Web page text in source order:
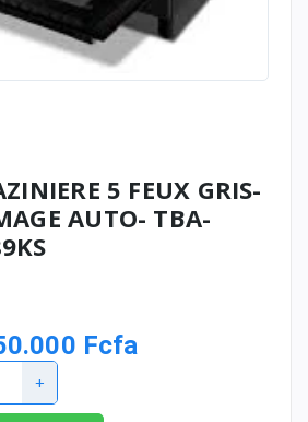
5 FEUX GRIS-
AUTO- TBA-
Fcfa
+